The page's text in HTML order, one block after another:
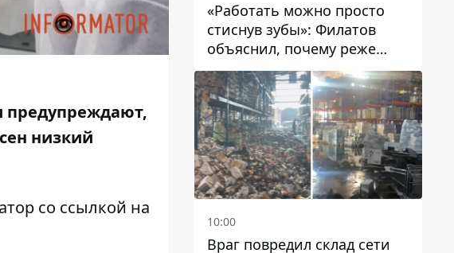
предупреждают,
низкий
со ссылкой на
«Работать можно просто
стиснув зубы»: Филатов
объяснил, почему реже
пишет в соцсетях и
раскритиковал медийность
чиновников
10:00
Враг повредил склад сети